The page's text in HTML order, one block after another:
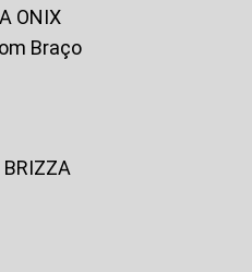
ONIX
Braço
BRIZZA